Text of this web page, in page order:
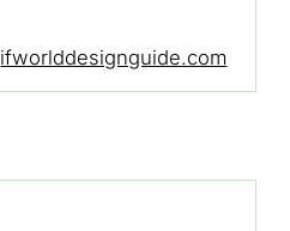
ifworlddesignguide.com